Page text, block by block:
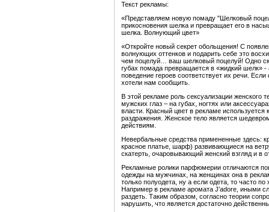
Текст рекламы:
«Представляем новую помаду "Шелковый
прикосновения шелка и превращает его в
шелка. Волнующий цвет»
«Откройте новый секрет обольщения! С
волнующих оттенков и подарить себе это
чем поцелуй… ваш шелковый поцелуй! Одно
губах помада превращается в «жидкий шелк» -
поведение героев соответствует их речи.
хотели нам сообщить.
В этой рекламе роль сексуализации женского
мужских глаз – на губах, ногтях или
власти. Красный цвет в рекламе
раздражения. Женское тело является
действиям.
Невербальные средства примененные здесь:
красное платье, шарф) развивающиеся на
скатерть, очаровывающий женский взгляд и
Рекламные ролики парфюмерии отличаются
одежды на мужчинах, на женщинах она в
только полуодета, ну а если одета, то часто
Например в рекламе аромата J'adore, иными
раздеть. Таким образом, согласно теории
нарушить, что является достаточно